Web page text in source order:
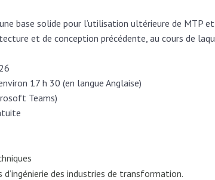
base solide pour l’utilisation ultérieure de MTP
et de conception précédente, au cours de
17 h 30 (en langue Anglaise)
Teams)
d’ingénierie des industries de transformation.